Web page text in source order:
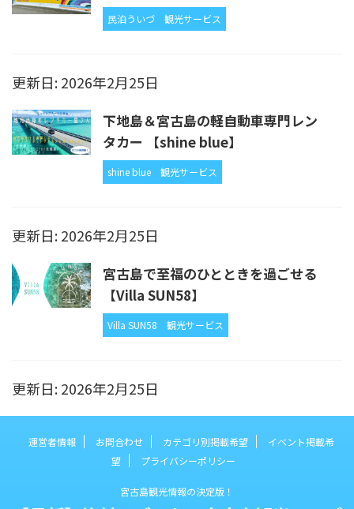
民泊ういづ 観光サービス
更新日: 2026年2月25日
下地島＆宮古島の軽自動車専門レン
タカー 【shine blue】
shine blue 観光サービス
更新日: 2026年2月25日
宮古島で至福のひとときを過ごせる
【Villa SUN58】
Villa SUN58 観光サービス
更新日: 2026年2月25日
運営者情報 お問合わせ カテゴリ別掲載希望
イベント掲載希
望
プライバシーポリシー
宮古島観光情報の決定版！